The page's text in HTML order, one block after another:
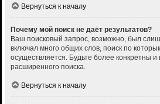
Вернуться к началу
Почему мой поиск не даёт результатов?
Ваш поисковый запрос, возможно, был
включал много общих слов, поиск по
осуществляется. Будьте более конкретны и
расширенного поиска.
Вернуться к началу